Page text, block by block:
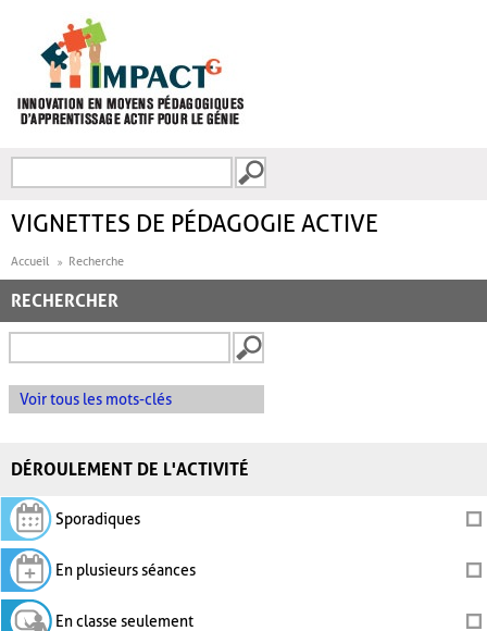
FORMULAIRE DE
VIGNETTES DE PÉDAGOGIE ACTIVE
Accueil Recherche
RECHERCHER
Voir tous les mots-clés
DÉROULEMENT DE L'ACTIVITÉ
Sporadiques
En plusieurs séances
En classe seulement